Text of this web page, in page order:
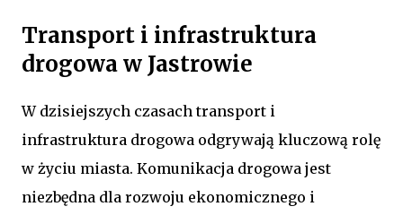
Transport i infrastruktura
drogowa w Jastrowie
W dzisiejszych czasach transport i
infrastruktura drogowa odgrywają kluczową rolę
w życiu miasta. Komunikacja drogowa jest
niezbędna dla rozwoju ekonomicznego i